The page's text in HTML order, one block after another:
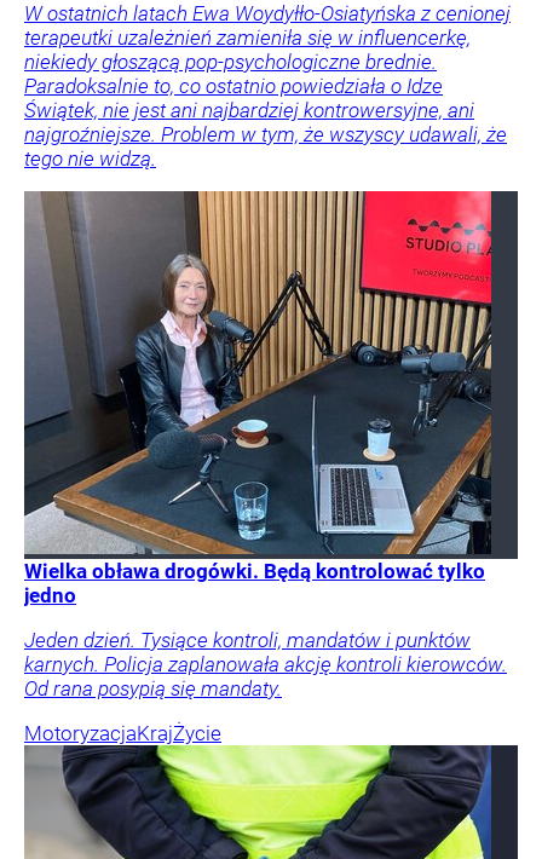
W ostatnich latach Ewa Woydyłło-Osiatyńska z cenionej
terapeutki uzależnień zamieniła się w influencerkę,
niekiedy głoszącą pop-psychologiczne brednie.
Paradoksalnie to, co ostatnio powiedziała o Idze
Świątek, nie jest ani najbardziej kontrowersyjne, ani
najgroźniejsze. Problem w tym, że wszyscy udawali, że
tego nie widzą.
Wielka obława drogówki. Będą kontrolować tylko
jedno
Jeden dzień. Tysiące kontroli, mandatów i punktów
karnych. Policja zaplanowała akcję kontroli kierowców.
Od rana posypią się mandaty.
MotoryzacjaKrajŻycie